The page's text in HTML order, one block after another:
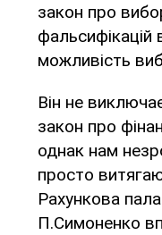
закон про
можливість
Він не
закон про
однак нам
просто
Рахункова
П.Симоненко